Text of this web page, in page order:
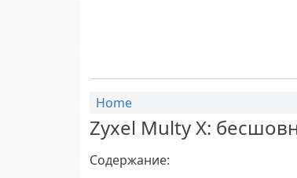
Home
Zyxel Multy X:
Содержание: